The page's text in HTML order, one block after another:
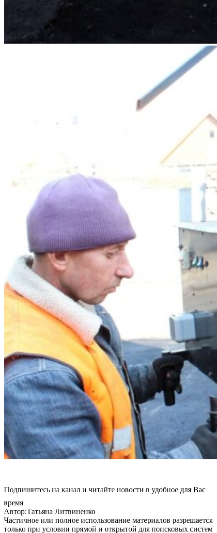
Подпишитесь на канал и читайте новости в удобное для Вас
время
Автор:Татьяна Литвиненко
Частичное или полное использование материалов разрешается
только при условии прямой и открытой для поисковых систем